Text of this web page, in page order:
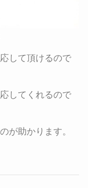
して頂けるので
してくれるので
が助かります。